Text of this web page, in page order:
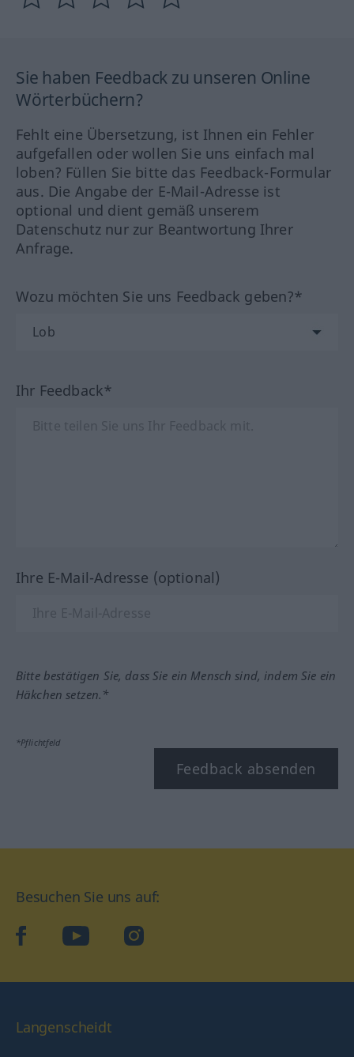
Sie haben Feedback zu unseren Online
Wörterbüchern?
Fehlt eine Übersetzung, ist Ihnen ein Fehler
aufgefallen oder wollen Sie uns einfach mal
loben? Füllen Sie bitte das Feedback-Formular
aus. Die Angabe der E-Mail-Adresse ist
optional und dient gemäß unserem
Datenschutz nur zur Beantwortung Ihrer
Anfrage.
Wozu möchten Sie uns Feedback geben?*
Ihr Feedback*
Ihre E-Mail-Adresse (optional)
Bitte bestätigen Sie, dass Sie ein Mensch sind, indem Sie ein
Häkchen setzen.*
*Pflichtfeld
Feedback absenden
Besuchen Sie uns auf:
facebookYouTube Instagram
Langenscheidt